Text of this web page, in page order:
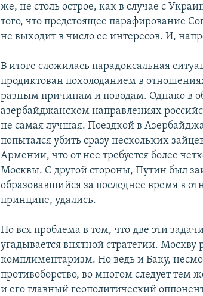
же, не столь острое, как в случае с
того, что предстоящее парафирование
не выходит в число ее интересов. И,
В итоге сложилась парадоксальная
продиктован похолоданием в
разным причинам и поводам. Однако в
азербайджанском направлениях
не самая лучшая. Поездкой в
попытался убить сразу нескольких
Армении, что от нее требуется более
Москвы. С другой стороны, Путин был
образовавшийся за последнее время в
принципе, удались.
Но вся проблема в том, что две эти
угадывается внятной стратегии. Москву
комплиментаризм. Но ведь и Баку,
противоборство, во многом следует
и его главный геополитический